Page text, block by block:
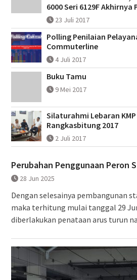
6000 Seri 6129F
23 Juli 2017
Polling Penilaian
Commuterline
4 Juli 2017
Buku Tamu
9 Mei 2017
Silaturahmi Lebaran
Rangkasbitung 2017
2 Juli 2017
Perubahan Penggunaan Peron
28 Jun 2025
Dengan selesainya pembangunan
maka terhitung mulai tanggal 29
diberlakukan penataan arus turun